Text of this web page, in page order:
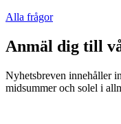
Alla frågor
Anmäl dig till
Nyhetsbreven innehåller
midsummer och solel i